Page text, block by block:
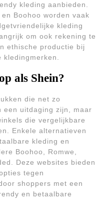
kleding aanbieden.
Boohoo worden vaak
kleding
om ook rekening te
ethische productie bij
als Shein?
die net zo
een uitdaging zijn, maar
die vergelijkbare
Enkele alternatieven
kleding en
Boohoo, Romwe,
Deze websites bieden
tegen
shoppers met een
en betaalbare